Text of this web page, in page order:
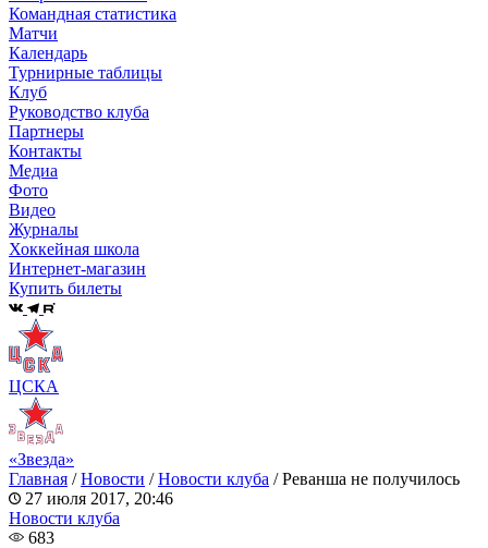
Командная статистика
Матчи
Календарь
Турнирные таблицы
Клуб
Руководство клуба
Партнеры
Контакты
Медиа
Фото
Видео
Журналы
Хоккейная школа
Интернет-магазин
Купить билеты
ЦСКА
«Звезда»
Главная /Новости /Новости клуба /Реванша не получилось
27 июля 2017, 20:46
Новости клуба
683